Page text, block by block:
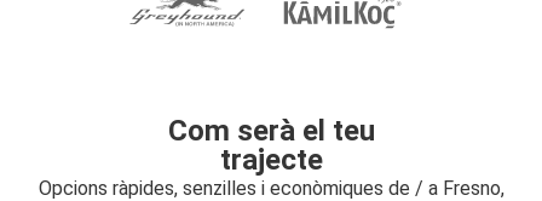
Com serà el teu
trajecte
Opcions ràpides, senzilles i econòmiques de / a Fresno,